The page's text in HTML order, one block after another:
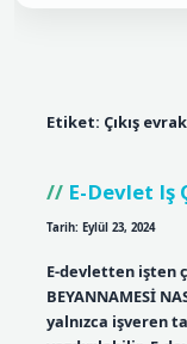
Etiket: Çıkış
E-Devlet Iş
Tarih: Eylül 23, 2024
E-devletten işten
BEYANNAMESİ
yalnızca işveren